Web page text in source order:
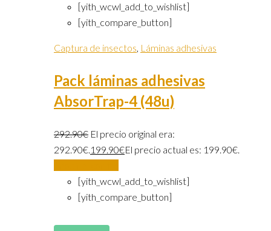
[yith_wcwl_add_to_wishlist]
[yith_compare_button]
Captura de insectos, Láminas adhesivas
Pack láminas adhesivas
AbsorTrap-4 (48u)
292.90€ El precio original era:
292.90€.199.90€El precio actual es: 199.90€.
[yith_wcwl_add_to_wishlist]
[yith_compare_button]